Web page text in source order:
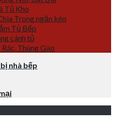
Tủ Kho
Trong ngăn kéo
Tủ Bếp
cánh tủ
Thùng Gạo
nhà bếp